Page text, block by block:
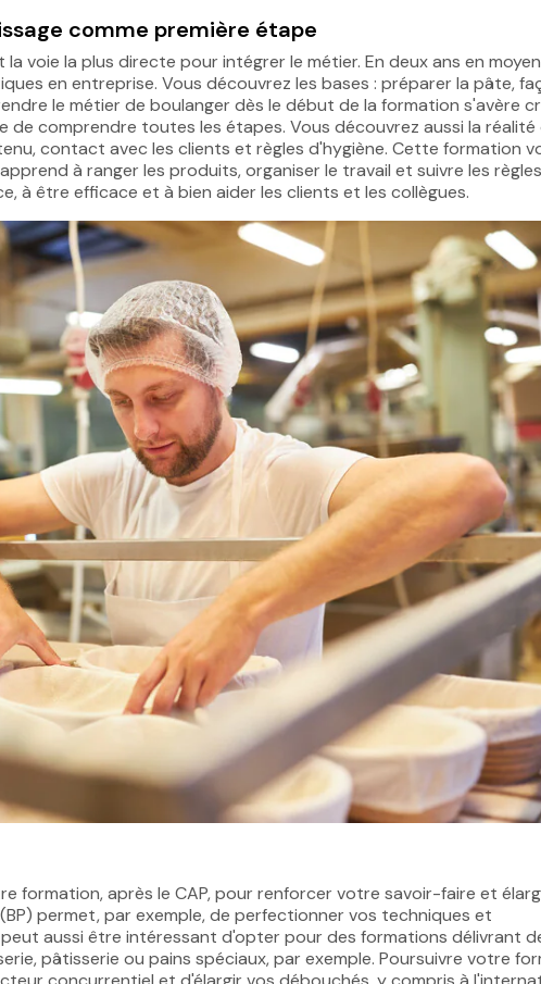
comme première étape
voie la plus directe pour intégrer le métier. En deux ans en
en entreprise. Vous découvrez les bases : préparer la pâte,
le métier de boulanger dès le début de la formation s'avère
de comprendre toutes les étapes. Vous découvrez aussi la réalité
contact avec les clients et règles d'hygiène. Cette formation
à ranger les produits, organiser le travail et suivre les
à être efficace et à bien aider les clients et les collègues.
formation, après le CAP, pour renforcer votre savoir-faire et
permet, par exemple, de perfectionner vos techniques et
aussi être intéressant d'opter pour des formations délivrant
pâtisserie ou pains spéciaux, par exemple. Poursuivre votre